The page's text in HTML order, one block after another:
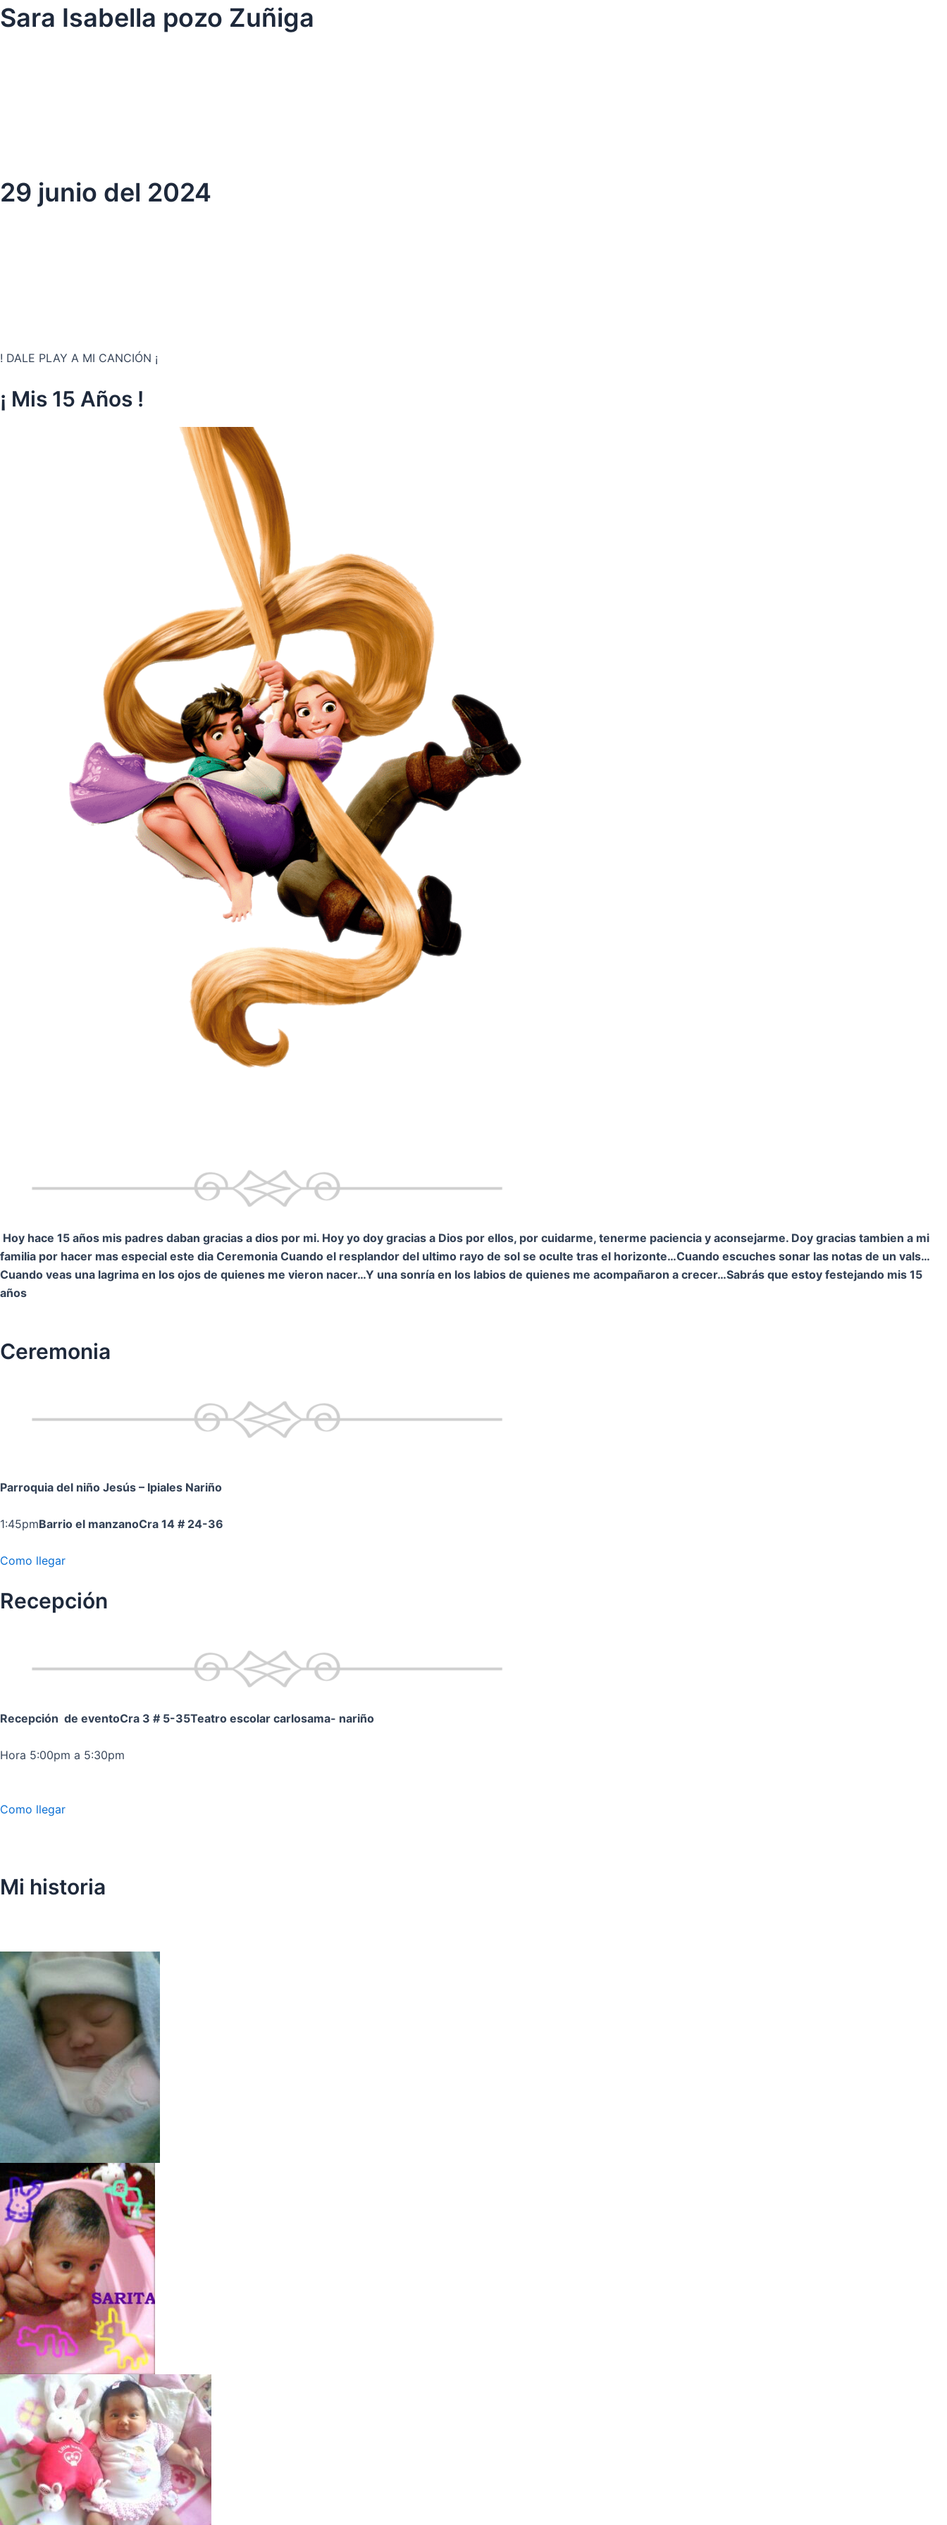
Ir
al
Sara Isabella pozo Zuñiga
29 junio del 2024
! DALE PLAY A MI CANCIÓN ¡
¡ Mis 15 Años !
Hoy hace 15 años mis padres daban gracias a dios por mi. Hoy yo doy gracias a Dios por ellos, por cuidarme, tenerme paciencia y aconsejarme. Doy gracias tambien a mi
familia por hacer mas especial este dia Ceremonia Cuando el resplandor del ultimo rayo de sol se oculte tras el horizonte…Cuando escuches sonar las notas de un vals…
Cuando veas una lagrima en los ojos de quienes me vieron nacer…Y una sonría en los labios de quienes me acompañaron a crecer…Sabrás que estoy festejando mis 15
años
Ceremonia
Parroquia del niño Jesús – Ipiales Nariño
1:45pmBarrio el manzanoCra 14 # 24-36
Como llegar
Recepción
Recepción de eventoCra 3 # 5-35Teatro escolar carlosama- nariño
Hora 5:00pm a 5:30pm
Como llegar
Mi historia